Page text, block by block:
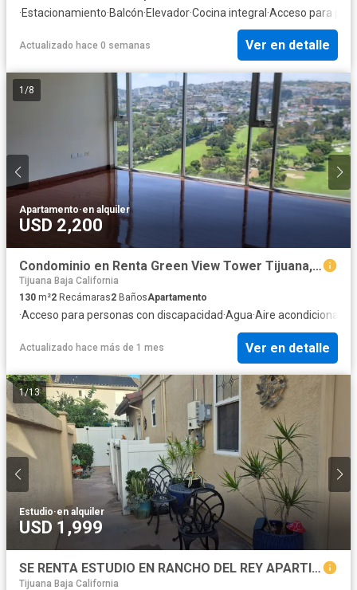
·Estacionamiento·Balcón·Elevador·Cocina integral ·Acceso para
Actualizado hace 0 semanas Ver en detalle
1 /8
Apartamento·en alquiler
USD 2,200
Condominio en Renta Green View Tower Tijuana, Baja California, Mexico.
Tijuana Baja California
130 m²2 Recámaras2 BañosApartamento
·Acceso para personas con discapacidad·Agua·Aire acondicionado
Actualizado hace más de 1 mes Ver en detalle
1/13
Estudio·en alquiler
USD 1,999
SE RENTA ESTUDIO EN RANCHO DEL REY APARTIR DE AGOSTO 2026
Tijuana Baja California